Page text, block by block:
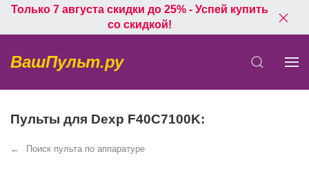
Только 7 августа скидки до 25% - Успей купить
со скидкой!
ВашПульт.ру
Пульты для Dexp F40C7100K:
Поиск пульта по аппаратуре